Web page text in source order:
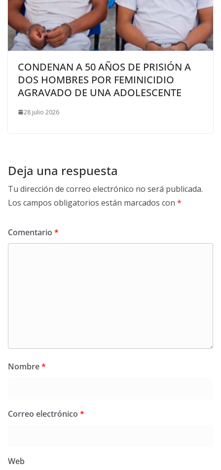
CONDENAN A 50 AÑOS DE PRISIÓN A
DOS HOMBRES POR FEMINICIDIO
AGRAVADO DE UNA ADOLESCENTE
28 julio 2026
Deja una respuesta
Tu dirección de correo electrónico no será publicada.
Los campos obligatorios están marcados con *
Comentario *
Nombre*
Correo electrónico *
Web